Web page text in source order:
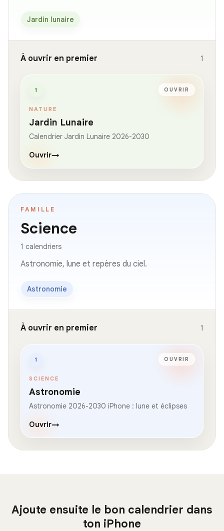
Jardin lunaire
À ouvrir en premier 1
1 OUVRIR
NATURE
Jardin Lunaire
Calendrier Jardin Lunaire 2026-2030
Ouvrir→
FAMILLE
Science
1 calendriers
Astronomie, lune et repères du ciel.
Astronomie
À ouvrir en premier 1
1 OUVRIR
SCIENCE
Astronomie
Astronomie 2026-2030 iPhone : lune et éclipses
Ouvrir→
Ajoute ensuite le bon calendrier dans
ton iPhone